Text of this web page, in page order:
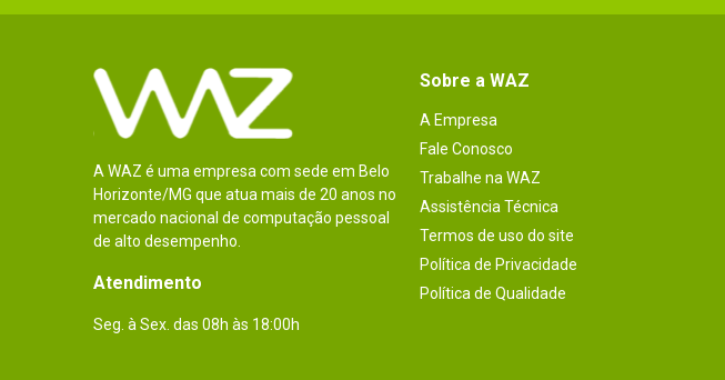
A WAZ é uma empresa com sede em Belo
Horizonte/MG que atua mais de 20 anos no
mercado nacional de computação pessoal
de alto desempenho.
Atendimento
Seg. à Sex. das 08h às 18:00h
Sobre a WAZ
A Empresa
Fale Conosco
Trabalhe na WAZ
Assistência Técnica
Termos de uso do site
Política de Privacidade
Política de Qualidade